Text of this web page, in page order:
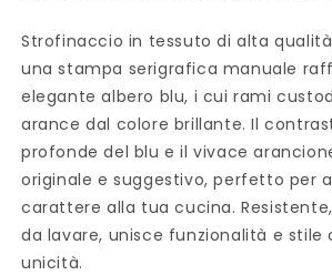
Strofinaccio in tessuto di alta
una stampa serigrafica manuale
elegante albero blu, i cui rami
arance dal colore brillante. Il
profonde del blu e il vivace
originale e suggestivo, perfetto per
carattere alla tua cucina.
da lavare, unisce funzionalità e stile
unicità.